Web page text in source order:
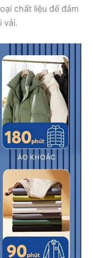
chất liệu để đảm
vải.